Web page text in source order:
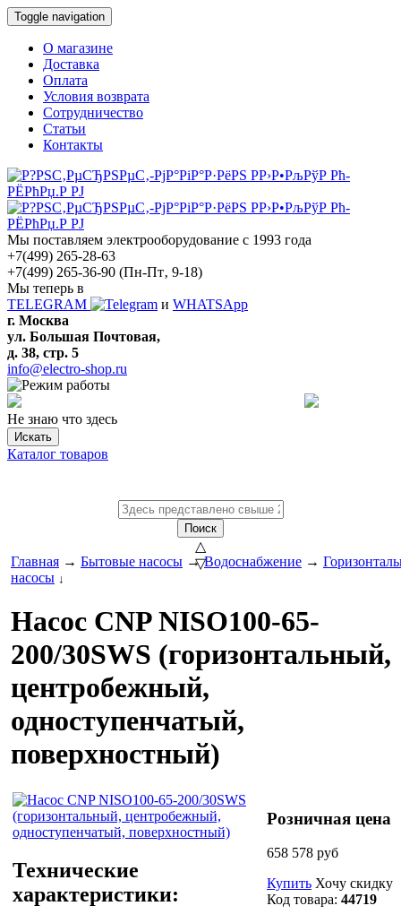
Toggle navigation
О магазине
Доставка
Оплата
Условия возврата
Сотрудничество
Статьи
Контакты
Мы поставляем электрооборудование с 1993 года
+7(499) 265-28-63
+7(499) 265-36-90 (Пн-Пт‚ 9-18)
Мы теперь в
TELEGRAM
и WHATSApp
г. Москва
ул. Большая Почтовая,
д. 38, стр. 5
info@electro-shop.ru
Не знаю что здесь
Искать
Каталог товаров
Поиск
△
▽
Главная → Бытовые насосы → Водоснабжение →
насосы ↓
Насос CNP NISO100-65-
200/30SWS (горизонтальный,
центробежный,
одноступенчатый,
поверхностный)
Технические
характеристики:
Розничная цена
658 578 руб
Купить Хочу скидку
Код товара: 44719